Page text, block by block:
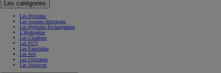
Les catégories
Les Hybrides
Les voitures électriques
Les Hybrides Rechargeables
L'Hydrogène
Les Citadines
Les SUV
Les Familiales
Les 4x4
Les Utilitaires
Les Sportives